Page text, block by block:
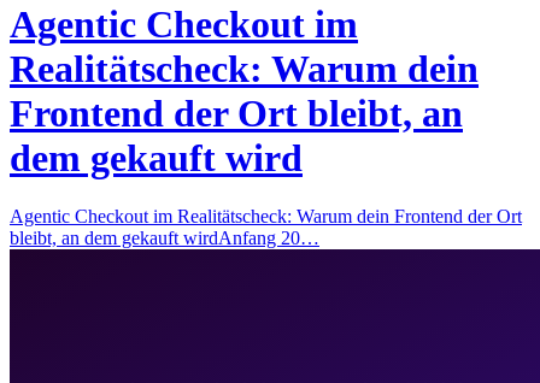
Agentic Checkout im
Realitätscheck: Warum dein
Frontend der Ort bleibt, an
dem gekauft wird
Agentic Checkout im Realitätscheck: Warum dein Frontend der Ort
bleibt, an dem gekauft wirdAnfang 20…